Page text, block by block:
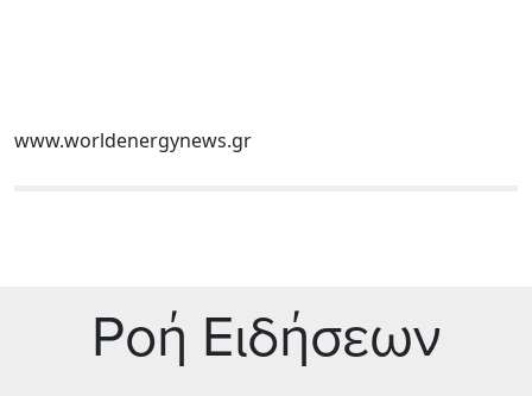
www.worldenergynews.gr
Ρoή Ειδήσεων